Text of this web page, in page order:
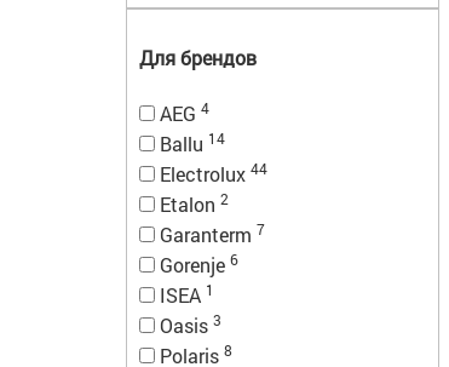
Для брендов
AEG 4
Ballu 14
Electrolux 44
Etalon 2
Garanterm 7
Gorenje 6
ISEA 1
Oasis 3
Polaris 8